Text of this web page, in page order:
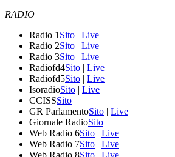
RADIO
Radio 1 Sito | Live
Radio 2Sito | Live
Radio 3Sito | Live
Radiofd4Sito | Live
Radiofd5Sito | Live
IsoradioSito | Live
CCISSSito
GR ParlamentoSito | Live
Giornale RadioSito
Web Radio 6Sito | Live
Web Radio 7Sito | Live
Web Radio 8Sito | Live